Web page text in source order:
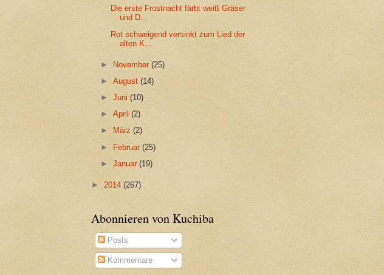
Die erste Frostnacht färbt weiß Gräser
und D...
Rot schweigend versinkt zum Lied der
alten K...
► November(25)
►August(14)
►Juni(10)
►April(2)
►
März(2)
► Februar(25)
►Januar(19)
► 2014 (267)
Abonnieren von Kuchiba
Posts
Kommentare